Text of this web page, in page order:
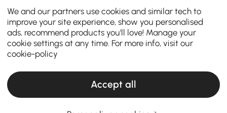
We and our partners use cookies and similar tech to
improve your site experience, show you personalised
ads, recommend products you'll love! Manage your
cookie settings at any time. For more info, visit our
cookie-policy
Accept all